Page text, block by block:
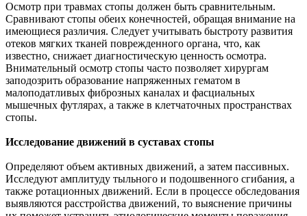
Осмотр при травмах стопы должен быть сравнительным.
Сравнивают стопы обеих конечностей, обращая внимание на
имеющиеся различия. Следует учитывать быстроту развития
отеков мягких тканей поврежденного органа, что, как
известно, снижает диагностическую ценность осмотра.
Внимательный осмотр стопы часто позволяет хирургам
заподозрить образование напряженных гематом в
малоподатливых фиброзных каналах и фасциальных
мышечных футлярах, а также в клетчаточных пространствах
стопы.
Исследование движений в суставах стопы
Определяют объем активных движений, а затем пассивных.
Исследуют амплитуду тыльного и подошвенного сгибания, а
также ротационных движений. Если в процессе обследования
выявляются расстройства движений, то выяснение причины